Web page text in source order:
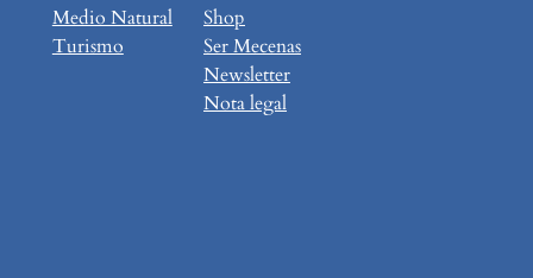
Medio Natural
Turismo
Shop
Ser Mecenas
Newsletter
Nota legal